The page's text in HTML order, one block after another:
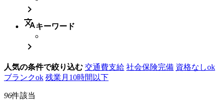

translateキーワード

人気の条件で絞り込む 交通費支給 社会保険完備 資格なしok
ブランクok 残業月10時間以下
96件該当